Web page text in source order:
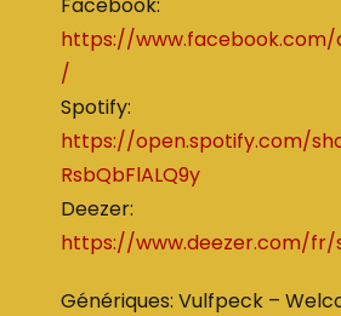
https://
/
Spotify:
https://open.spotify.com/
RsbQbFlALQ9y
Deezer:
https://www.deezer.com/fr/
Génériques: Vulfpeck –